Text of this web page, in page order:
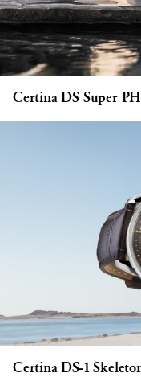
Certina DS Super
Certina DS-1